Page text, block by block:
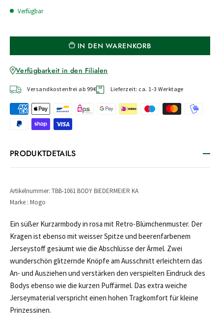
Verfügbar
IN DEN WARENKORB
Verfügbarkeit in den Filialen
Versandkostenfrei ab 99€ Lieferzeit: ca. 1-3 Werktage
PRODUKTDETAILS
Artikelnummer: TBB-1061 BODY BIEDERMEIER KA
Marke : Mogo
Ein süßer Kurzarmbody in rosa mit Retro-Blümchenmuster. Der
Kragen ist ebenso mit weisser Spitze und beerenfarbenem
Jerseystoff gesäumt wie die Abschlüsse der Ärmel. Zwei
wunderschön glitzernde Knöpfe am Ausschnitt erleichtern das
An- und Ausziehen und verstärken den verspielten Eindruck des
Bodys ebenso wie die kurzen Puffärmel. Das extra weiche
Jerseymaterial verspricht einen hohen Tragkomfort für kleine
Prinzessinen.